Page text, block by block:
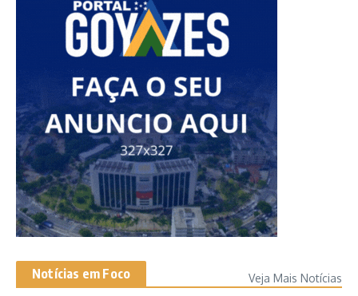
Notícias em Foco Veja Mais Notícias